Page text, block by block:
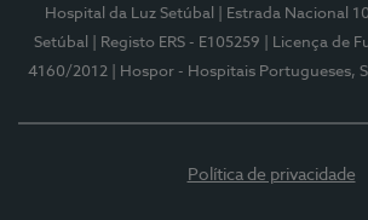
Hospital da Luz Setúbal
| Estrada Nacional
Setúbal
| Registo ERS - E105259
| Licença de
4160/2012
| Hospor - Hospitais Portugueses,
Política de privacidade